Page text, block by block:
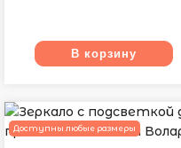
В корзину
Доступны любые размеры